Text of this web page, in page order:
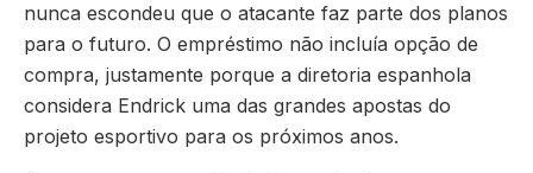
nunca escondeu que o atacante faz parte dos planos
para o futuro. O empréstimo não incluía opção de
compra, justamente porque a diretoria espanhola
considera Endrick uma das grandes apostas do
projeto esportivo para os próximos anos.